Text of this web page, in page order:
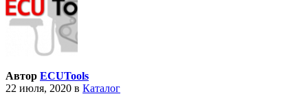
Автор ECUTools
22 июля, 2020 в Каталог